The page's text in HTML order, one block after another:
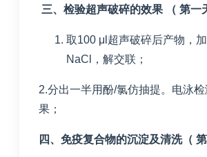
三、检验超声破碎的效果 （ 第一
取100 μl超声破碎后产物，
NaCl，解交联；
2.分出一半用酚/氯仿抽提。电泳
果；
四、免疫复合物的沉淀及清洗（ 第